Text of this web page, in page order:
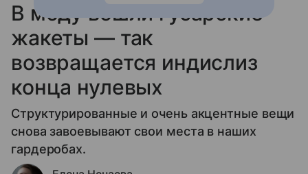
В моду вошли гусарские
жакеты — так
возвращается индислиз
конца нулевых
Структурированные и очень акцентные вещи
снова завоевывают свои места в наших
гардеробах.